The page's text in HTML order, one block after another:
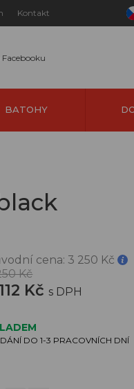
Kontakt
BATOHY
cena: 3 250 Kč
Kč
Kč s DPH
DO 1-3 PRACOVNÍCH DNÍ